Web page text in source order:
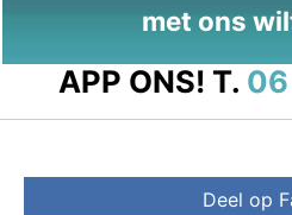
met ons
APP ONS! T. 06
Deel op